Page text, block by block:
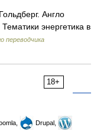
Англо
энергетика в
переводчика
18+
Drupal,